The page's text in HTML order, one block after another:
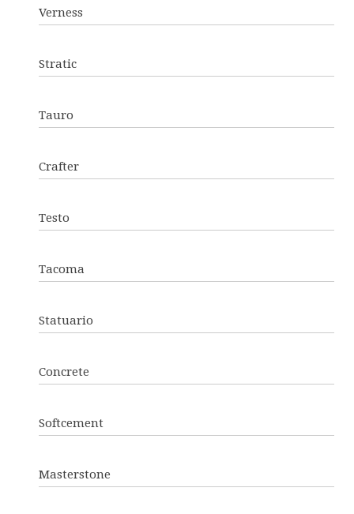
Verness
Stratic
Tauro
Crafter
Testo
Tacoma
Statuario
Concrete
Softcement
Masterstone